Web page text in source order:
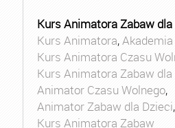
Kurs Animatora Zabaw dla
Kurs Animatora,
Kurs Animatora Czasu
Kurs Animatora Zabaw dla
Animator Czasu Wolnego,
Animator Zabaw dla Dzieci,
Kurs Animatora Zabaw